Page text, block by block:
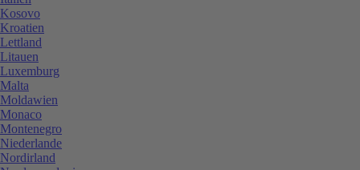
Kosovo
Kroatien
Lettland
Litauen
Luxemburg
Malta
Moldawien
Monaco
Montenegro
Niederlande
Nordirland